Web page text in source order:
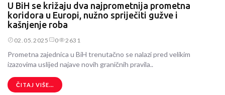
U BiH se križaju dva najprometnija prometna
koridora u Europi, nužno spriječiti gužve i
kašnjenje roba
02.05.2025 0 2631
Prometna zajednica u BiH trenutačno se nalazi pred velikim
izazovima uslijed najave novih graničnih pravila..
ČITAJ VIŠE...